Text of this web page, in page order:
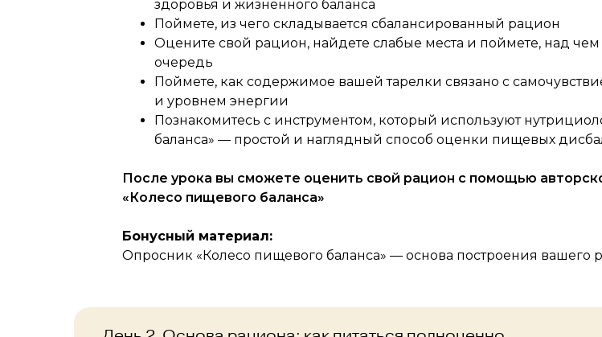
здоровья и жизненного баланса
Поймете, из чего складывается сбалансированный рацион
Оцените свой рацион, найдете слабые места и поймете, над чем
очередь
Поймете, как содержимое вашей тарелки связано с
и уровнем энергии
Познакомитесь с инструментом, который используют
баланса» — простой и наглядный способ оценки пищевых
После урока вы сможете оценить свой рацион с помощью
«Колесо пищевого баланса»
Бонусный материал:
Опросник «Колесо пищевого баланса» — основа построения вашего